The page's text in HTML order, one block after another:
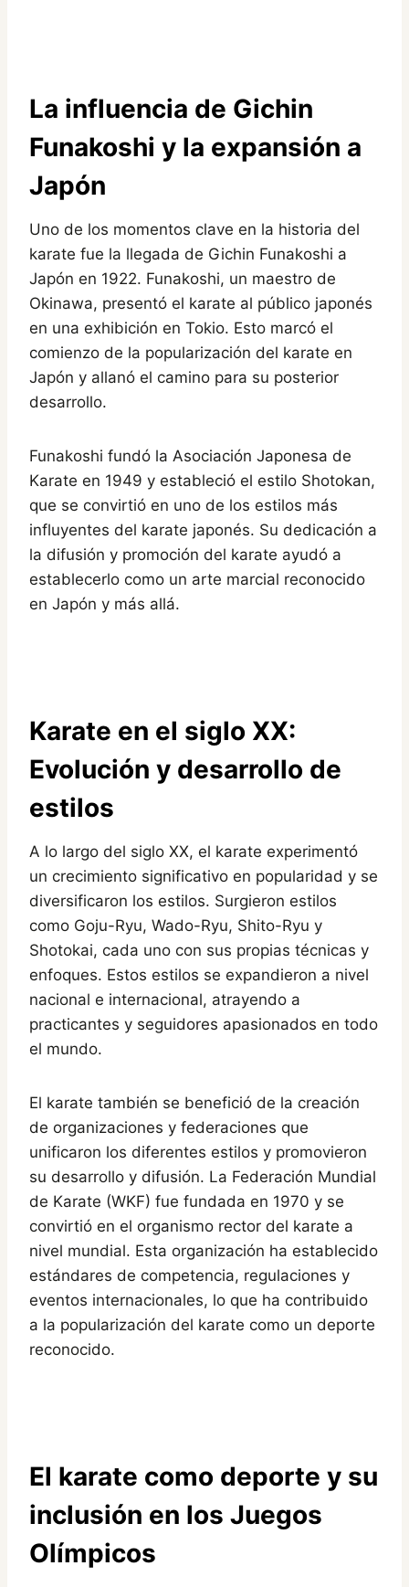
La influencia de Gichin
Funakoshi y la expansión a
Japón
Uno de los momentos clave en la historia del
karate fue la llegada de Gichin Funakoshi a
Japón en 1922. Funakoshi, un maestro de
Okinawa, presentó el karate al público japonés
en una exhibición en Tokio. Esto marcó el
comienzo de la popularización del karate en
Japón y allanó el camino para su posterior
desarrollo.
Funakoshi fundó la Asociación Japonesa de
Karate en 1949 y estableció el estilo Shotokan,
que se convirtió en uno de los estilos más
influyentes del karate japonés. Su dedicación a
la difusión y promoción del karate ayudó a
establecerlo como un arte marcial reconocido
en Japón y más allá.
Karate en el siglo XX:
Evolución y desarrollo de
estilos
A lo largo del siglo XX, el karate experimentó
un crecimiento significativo en popularidad y se
diversificaron los estilos. Surgieron estilos
como Goju-Ryu, Wado-Ryu, Shito-Ryu y
Shotokai, cada uno con sus propias técnicas y
enfoques. Estos estilos se expandieron a nivel
nacional e internacional, atrayendo a
practicantes y seguidores apasionados en todo
el mundo.
El karate también se benefició de la creación
de organizaciones y federaciones que
unificaron los diferentes estilos y promovieron
su desarrollo y difusión. La Federación Mundial
de Karate (WKF) fue fundada en 1970 y se
convirtió en el organismo rector del karate a
nivel mundial. Esta organización ha establecido
estándares de competencia, regulaciones y
eventos internacionales, lo que ha contribuido
a la popularización del karate como un deporte
reconocido.
El karate como deporte y su
inclusión en los Juegos
Olímpicos